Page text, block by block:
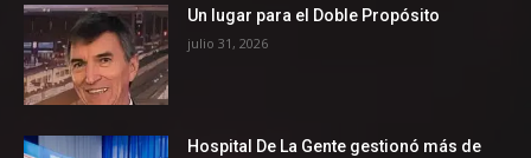
Un lugar para el Doble Propósito
julio 31, 2026
Hospital De La Gente gestionó más de